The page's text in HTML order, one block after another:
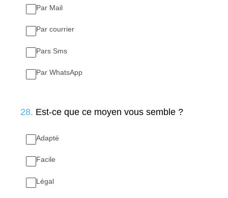
Par Mail
Par courrier
Pars Sms
Par WhatsApp
28. Est-ce que ce moyen vous semble ?
Adapté
Facile
Légal